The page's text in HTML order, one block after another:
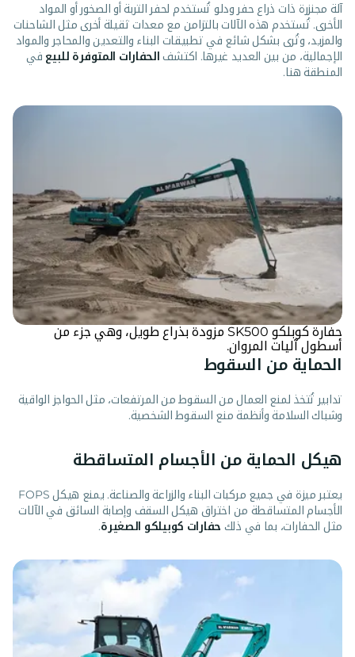
آلة مجنزرة ذات ذراع حفر ودلو تُستخدم لحفر التربة أو الصخور أو المواد
الأخرى. تُستخدم هذه الآلات بالتزامن مع معدات ثقيلة أخرى مثل الشاحنات
والمزيد، وتُرى بشكل شائع في تطبيقات البناء والتعدين والمحاجر والمواد
الإجمالية، من بين العديد غيرها. اكتشف الحفارات المتوفرة للبيع في
المنطقة هنا.
حفارة كوبلكو SK500 مزودة بذراع طويل، وهي جزء من
أسطول آليات المروان.
الحماية من السقوط
تدابير تُتخذ لمنع العمال من السقوط من المرتفعات، مثل الحواجز الواقية
وشباك السلامة وأنظمة منع السقوط الشخصية.
هيكل الحماية من الأجسام المتساقطة
يعتبر ميزة في جميع مركبات البناء والزراعة والصناعة. يمنع هيكل FOPS
الأجسام المتساقطة من اختراق هيكل السقف وإصابة السائق في الآلات
مثل الحفارات، بما في ذلك حفارات كوبيلكو الصغيرة.